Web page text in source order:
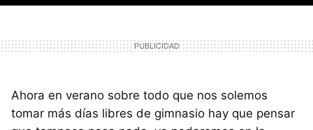
Ahora en verano sobre todo que nos solemos
tomar más días libres de gimnasio hay que pensar